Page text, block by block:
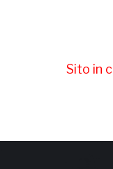
Sito in